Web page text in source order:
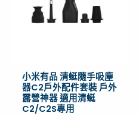
小米有品 清蜓隨手吸塵
器C2戶外配件套裝 戶外
露營神器 適用清蜓
C2/C2S專用